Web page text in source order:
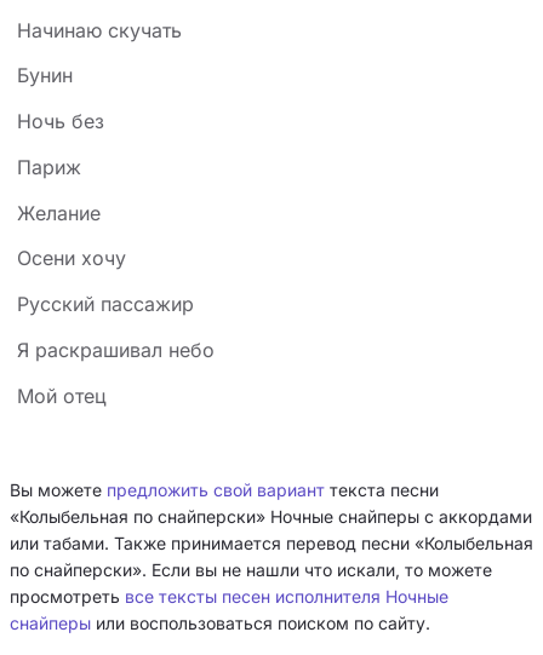
Начинаю скучать
Бунин
Ночь без
Париж
Желание
Осени хочу
Русский пассажир
Я раскрашивал небо
Мой отец
Вы можете предложить свой вариант текста песни
«Колыбельная по снайперски» Ночные снайперы с аккордами
или табами. Также принимается перевод песни «Колыбельная
по снайперски». Если вы не нашли что искали, то можете
просмотреть все тексты песен исполнителя Ночные
снайперы или воспользоваться поиском по сайту.